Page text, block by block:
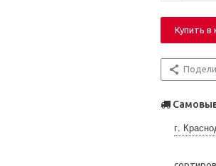
Купить в
г.